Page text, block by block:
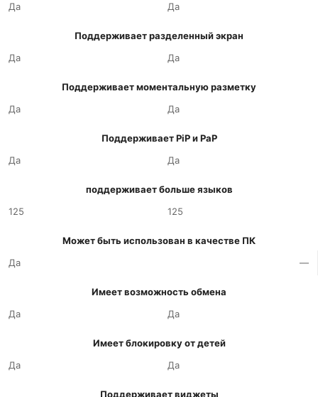
Да
Да
Поддерживает разделенный экран
Да
Да
Поддерживает моментальную разметку
Да
Да
Поддерживает PiP и PaP
Да
Да
поддерживает больше языков
125
125
Может быть использован в качестве ПК
Да
—
Имеет возможность обмена
Да
Да
Имеет блокировку от детей
Да
Да
Поддерживает виджеты